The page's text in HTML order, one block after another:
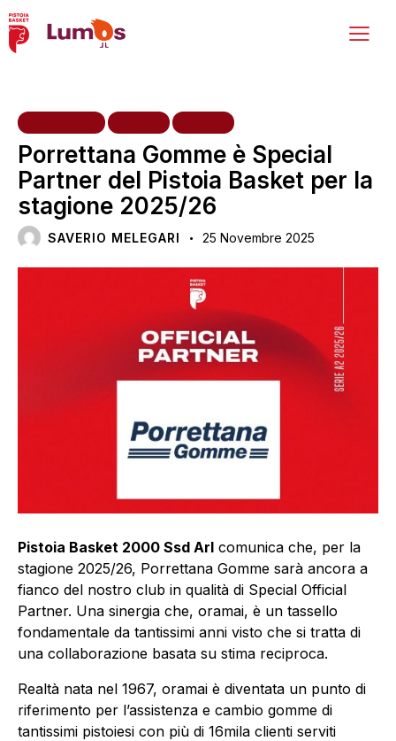
Porrettana Gomme è Special
Partner del Pistoia Basket per la
stagione 2025/26
SAVERIO MELEGARI 25 Novembre 2025
Pistoia Basket 2000 Ssd Arl comunica che, per la
stagione 2025/26, Porrettana Gomme sarà ancora a
fianco del nostro club in qualità di Special Official
Partner. Una sinergia che, oramai, è un tassello
fondamentale da tantissimi anni visto che si tratta di
una collaborazione basata su stima reciproca.
Realtà nata nel 1967, oramai è diventata un punto di
riferimento per l’assistenza e cambio gomme di
tantissimi pistoiesi con più di 16mila clienti serviti